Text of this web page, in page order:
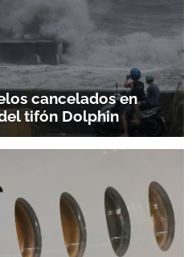
cancelados en
tifón Dolphin